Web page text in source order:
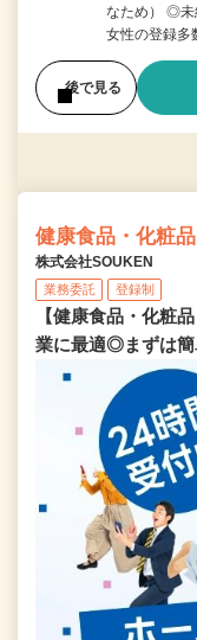
なため） ◎未
女性の登録
後で見る
健康食品・化粧
株式会社SOUKEN
業務委託 登録制
【健康食品・化粧
業に最適◎まずは簡